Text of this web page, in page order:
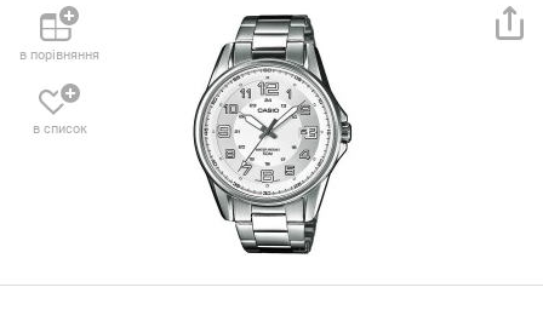
в порівняння
в список